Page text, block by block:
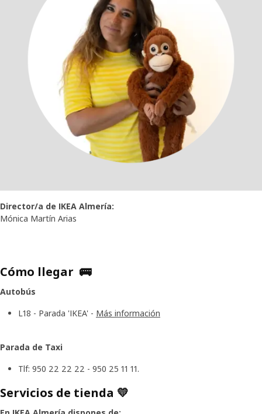
Director/a de IKEA Almería:
Mónica Martín Arias
Cómo llegar 🚌
Autobús
L18 - Parada 'IKEA' - Más información
Parada de Taxi
Tlf: 950 22 22 22 - 950 25 11 11.
Servicios de tienda 💛